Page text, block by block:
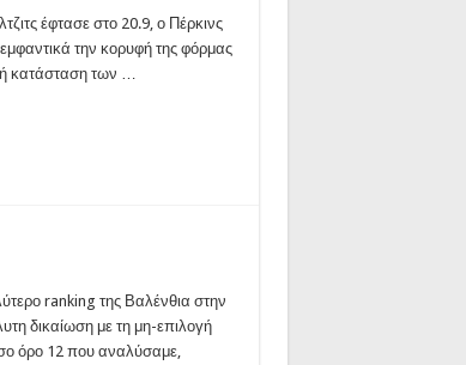
έφτασε στο 20.9, ο Πέρκινς
την κορυφή της φόρμας
κατάσταση των …
ranking της Βαλένθια στην
δικαίωση με τη μη-επιλογή
όρο 12 που αναλύσαμε,